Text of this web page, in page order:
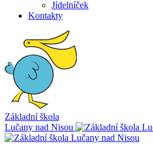
Jídelníček
Kontakty
Základní škola
Lučany nad Nisou